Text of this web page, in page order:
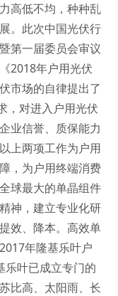
高低不均，种种乱
。此次中国光伏行
第一届委员会审议
2018年户用光伏
市场的自律提出了
，对进入户用光伏
业信誉、质保能力
上两项工作为户用
，为户用终端消费
球最大的单晶组件
神，建立专业化研
效、降本。高效单
年隆基乐叶户
乐叶已成立专门的
比高、太阳雨、长